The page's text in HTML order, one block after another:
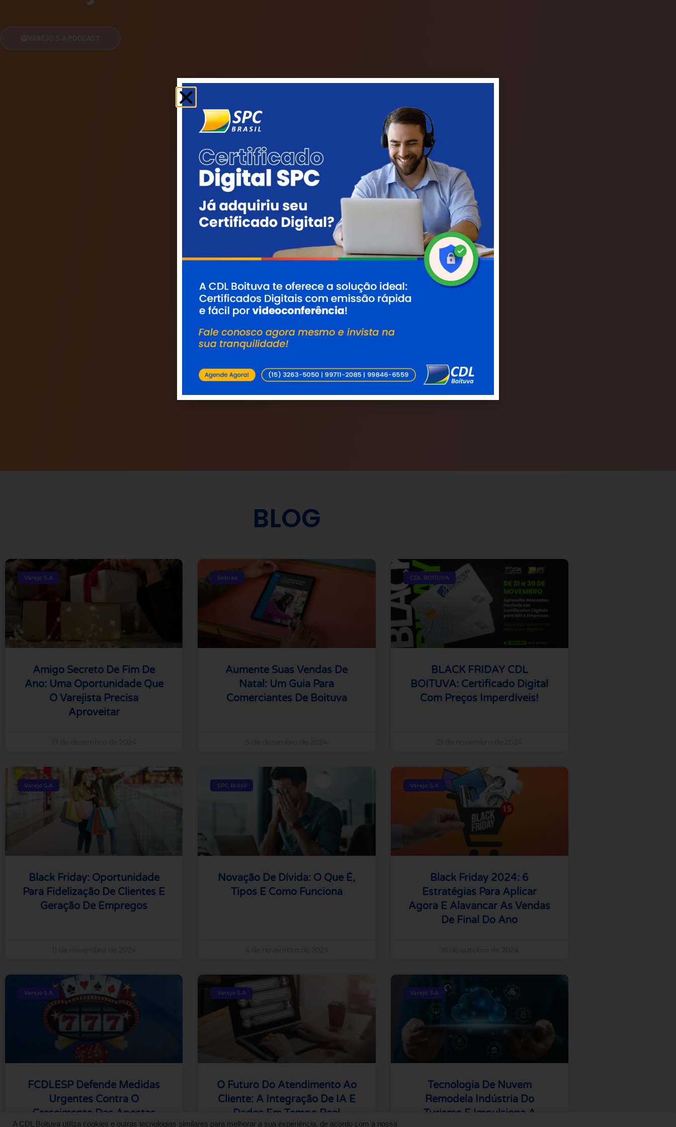
BLOG
Varejo S.A
Amigo Secreto De Fim De
Ano: Uma Oportunidade Que
O Varejista Precisa
Aproveitar
Sebrae
Aumente Suas Vendas De
Natal: Um Guia Para
Comerciantes De Boituva
CDL BOITUVA
BLACK FRIDAY CDL
BOITUVA: Certificado Digital
Com Preços Imperdíveis!
Varejo S.A
Black Friday: Oportunidade
Para Fidelização De Clientes E
Geração De Empregos
SPC Brasil
Novação De Dívida: O Que É,
Tipos E Como Funciona
Varejo S.A
Black Friday 2024: 6
Estratégias Para Aplicar
Agora E Alavancar As Vendas
De Final Do Ano
Varejo S.A
FCDLESP Defende Medidas
Urgentes Contra O
Crescimento Das Apostas
Varejo S.A
O Futuro Do Atendimento Ao
Cliente: A Integração De IA E
Dados Em Tempo Real
Varejo S.A
Tecnologia De Nuvem
Remodela Indústria Do
Turismo E Impulsiona A
A CDL Boituva utiliza cookies e outras tecnologias similares para melhorar a sua experiência, de acordo com a nossa